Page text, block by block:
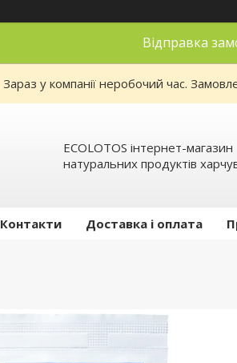
Відправка
Зараз у компанії неробочий час.
ECOLOTOS інтернет-магазин
натуральних продуктів
Контакти Доставка і оплата